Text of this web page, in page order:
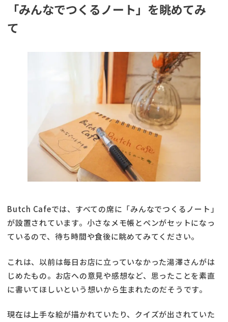
「みんなでつくるノート」を眺めてみ
て
Butch Cafeでは、すべての席に「みんなでつくるノート」
が設置されています。小さなメモ帳とペンがセットになっ
ているので、待ち時間や食後に眺めてみてください。
これは、以前は毎日お店に立っていなかった湯澤さんがは
じめたもの。お店への意見や感想など、思ったことを素直
に書いてほしいという想いから生まれたのだそうです。
現在は上手な絵が描かれていたり、クイズが出されていた